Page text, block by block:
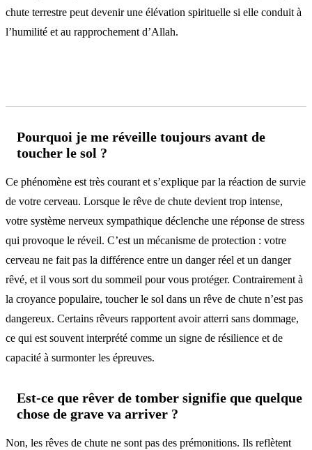
chute terrestre peut devenir une élévation spirituelle si elle conduit à
l’humilité et au rapprochement d’Allah.
Pourquoi je me réveille toujours avant de
toucher le sol ?
Ce phénomène est très courant et s’explique par la réaction de survie
de votre cerveau. Lorsque le rêve de chute devient trop intense,
votre système nerveux sympathique déclenche une réponse de stress
qui provoque le réveil. C’est un mécanisme de protection : votre
cerveau ne fait pas la différence entre un danger réel et un danger
rêvé, et il vous sort du sommeil pour vous protéger. Contrairement à
la croyance populaire, toucher le sol dans un rêve de chute n’est pas
dangereux. Certains rêveurs rapportent avoir atterri sans dommage,
ce qui est souvent interprété comme un signe de résilience et de
capacité à surmonter les épreuves.
Est-ce que rêver de tomber signifie que quelque
chose de grave va arriver ?
Non, les rêves de chute ne sont pas des prémonitions. Ils reflètent